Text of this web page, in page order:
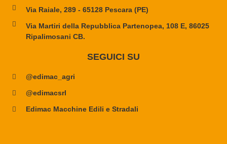
Via Raiale, 289 - 65128 Pescara (PE)
Via Martiri della Repubblica Partenopea, 108 E, 86025
Ripalimosani CB.
SEGUICI SU
@edimac_agri
@edimacsrl
Edimac Macchine Edili e Stradali